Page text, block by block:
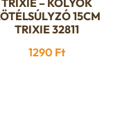
15CM
TRIXIE 32811
1290 Ft